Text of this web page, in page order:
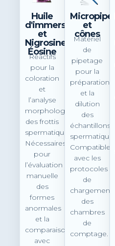
Huile
d'immersion
et
Nigrosine-
Éosine
Réactifs
pour la
coloration
et
l’analyse
morphologique
des frottis
spermatiques.
Nécessaires
pour
l’évaluation
manuelle
des
formes
anormales
et la
comparaison
avec
et
cônes
Matériel
de
pipetage
pour la
préparation
et la
dilution
des
échantillons
spermatiques.
Compatibles
avec les
protocoles
de
chargement
des
chambres
de
comptage.